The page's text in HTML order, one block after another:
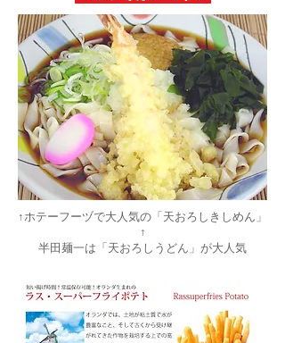
↑ホテーフーヅで大人気の「天おろしきしめん」
↑
半田麺一は「天おろしうどん」が大人気